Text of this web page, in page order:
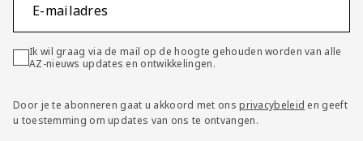
E-mailadres
Ik wil graag via de mail op de hoogte gehouden worden van alle
AZ-nieuws updates en ontwikkelingen.
Door je te abonneren gaat u akkoord met onsprivacybeleid en geeft
u toestemming om updates van ons te ontvangen.